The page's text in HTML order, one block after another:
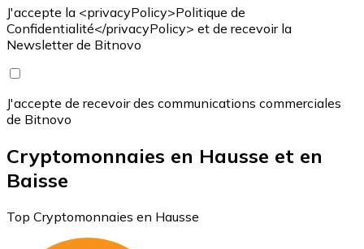
J'accepte la <privacyPolicy>Politique de
Confidentialité</privacyPolicy> et de recevoir la
Newsletter de Bitnovo
J'accepte de recevoir des communications commerciales
de Bitnovo
Cryptomonnaies en Hausse et en
Baisse
Top Cryptomonnaies en Hausse